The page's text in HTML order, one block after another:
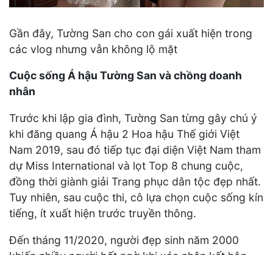
Gần đây, Tường San cho con gái xuất hiện trong
các vlog nhưng vẫn không lộ mặt
Cuộc sống Á hậu Tường San và chồng doanh
nhân
Trước khi lập gia đình, Tường San từng gây chú ý
khi đăng quang Á hậu 2 Hoa hậu Thế giới Việt
Nam 2019, sau đó tiếp tục đại diện Việt Nam tham
dự Miss International và lọt Top 8 chung cuộc,
đồng thời giành giải Trang phục dân tộc đẹp nhất.
Tuy nhiên, sau cuộc thi, cô lựa chọn cuộc sống kín
tiếng, ít xuất hiện trước truyền thông.
Đến tháng 11/2020, người đẹp sinh năm 2000